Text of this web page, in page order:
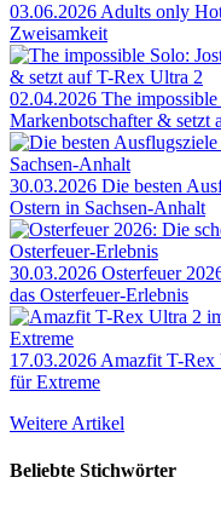
03.06.2026 Adults only
Zweisamkeit
02.04.2026 The
Markenbotschafter & setzt
30.03.2026 Die besten
Ostern in Sachsen-Anhalt
30.03.2026 Osterfeuer
das Osterfeuer-Erlebnis
17.03.2026 Amazfit T-Rex
für Extreme
Weitere Artikel
Beliebte Stichwörter